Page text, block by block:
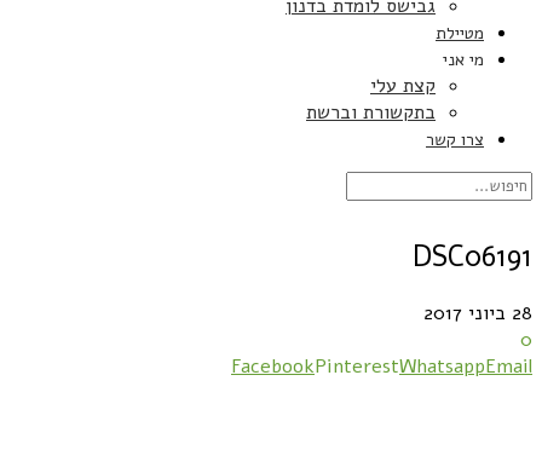
גבישס לומדת בדנון
מטיילת
מי אני
קצת עלי
בתקשורת וברשת
צרו קשר
DSC06191
28 ביוני 2017
0
FacebookPinterestWhatsappEmail